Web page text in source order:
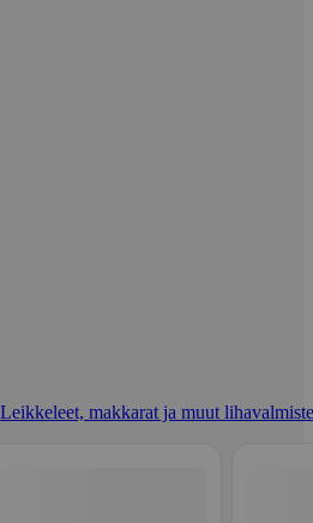
Leikkeleet, makkarat ja muut